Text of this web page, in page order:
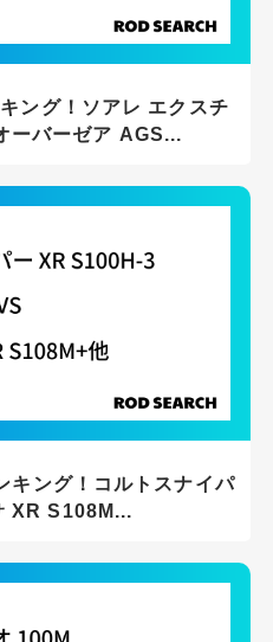
ング！ソアレ エクスチ
ーバーゼア AGS...
キング！コルトスナイパ
XR S108M...
ギング
ム